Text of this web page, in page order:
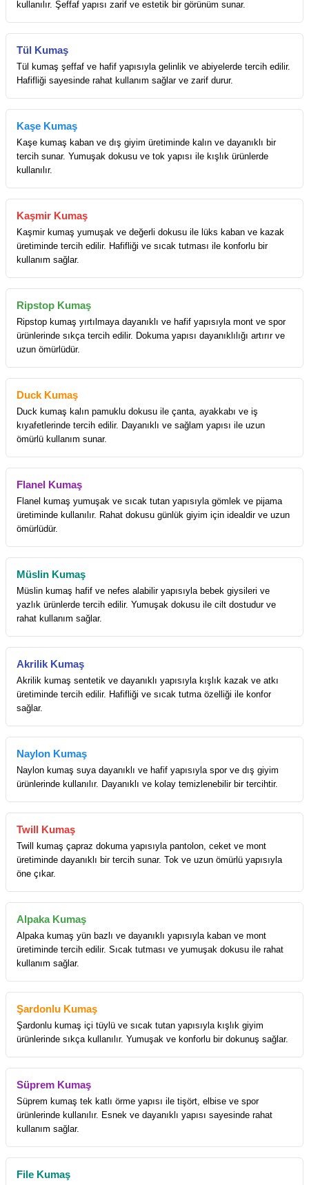
kullanılır. Şeffaf yapısı zarif ve estetik bir görünüm sunar.
Tül Kumaş
Tül kumaş şeffaf ve hafif yapısıyla gelinlik ve abiyelerde tercih edilir.
Hafifliği sayesinde rahat kullanım sağlar ve zarif durur.
Kaşe Kumaş
Kaşe kumaş kaban ve dış giyim üretiminde kalın ve dayanıklı bir
tercih sunar. Yumuşak dokusu ve tok yapısı ile kışlık ürünlerde
kullanılır.
Kaşmir Kumaş
Kaşmir kumaş yumuşak ve değerli dokusu ile lüks kaban ve kazak
üretiminde tercih edilir. Hafifliği ve sıcak tutması ile konforlu bir
kullanım sağlar.
Ripstop Kumaş
Ripstop kumaş yırtılmaya dayanıklı ve hafif yapısıyla mont ve spor
ürünlerinde sıkça tercih edilir. Dokuma yapısı dayanıklılığı artırır ve
uzun ömürlüdür.
Duck Kumaş
Duck kumaş kalın pamuklu dokusu ile çanta, ayakkabı ve iş
kıyafetlerinde tercih edilir. Dayanıklı ve sağlam yapısı ile uzun
ömürlü kullanım sunar.
Flanel Kumaş
Flanel kumaş yumuşak ve sıcak tutan yapısıyla gömlek ve pijama
üretiminde kullanılır. Rahat dokusu günlük giyim için idealdir ve uzun
ömürlüdür.
Müslin Kumaş
Müslin kumaş hafif ve nefes alabilir yapısıyla bebek giysileri ve
yazlık ürünlerde tercih edilir. Yumuşak dokusu ile cilt dostudur ve
rahat kullanım sağlar.
Akrilik Kumaş
Akrilik kumaş sentetik ve dayanıklı yapısıyla kışlık kazak ve atkı
üretiminde tercih edilir. Hafifliği ve sıcak tutma özelliği ile konfor
sağlar.
Naylon Kumaş
Naylon kumaş suya dayanıklı ve hafif yapısıyla spor ve dış giyim
ürünlerinde kullanılır. Dayanıklı ve kolay temizlenebilir bir tercihtir.
Twill Kumaş
Twill kumaş çapraz dokuma yapısıyla pantolon, ceket ve mont
üretiminde dayanıklı bir tercih sunar. Tok ve uzun ömürlü yapısıyla
öne çıkar.
Alpaka Kumaş
Alpaka kumaş yün bazlı ve dayanıklı yapısıyla kaban ve mont
üretiminde tercih edilir. Sıcak tutması ve yumuşak dokusu ile rahat
kullanım sağlar.
Şardonlu Kumaş
Şardonlu kumaş içi tüylü ve sıcak tutan yapısıyla kışlık giyim
ürünlerinde sıkça kullanılır. Yumuşak ve konforlu bir dokunuş sağlar.
Süprem Kumaş
Süprem kumaş tek katlı örme yapısı ile tişört, elbise ve spor
ürünlerinde kullanılır. Esnek ve dayanıklı yapısı sayesinde rahat
kullanım sağlar.
File Kumaş